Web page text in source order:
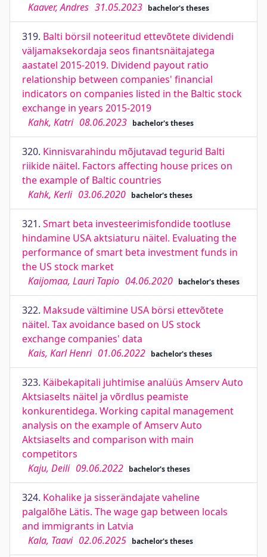
Kaaver, Andres 31.05.2023 bachelor's theses
319. Balti börsil noteeritud ettevõtete dividendi
väljamaksekordaja seos finantsnäitajatega
aastatel 2015-2019. Dividend payout ratio
relationship between companies' financial
indicators on companies listed in the Baltic stock
exchange in years 2015-2019
Kahk, Katri 08.06.2023 bachelor's theses
320. Kinnisvarahindu mõjutavad tegurid Balti
riikide näitel. Factors affecting house prices on
the example of Baltic countries
Kahk, Kerli 03.06.2020 bachelor's theses
321. Smart beta investeerimisfondide tootluse
hindamine USA aktsiaturu näitel. Evaluating the
performance of smart beta investment funds in
the US stock market
Kaijomaa, Lauri Tapio 04.06.2020 bachelor's theses
322. Maksude vältimine USA börsi ettevõtete
näitel. Tax avoidance based on US stock
exchange companies' data
Kais, Karl Henri 01.06.2022 bachelor's theses
323. Käibekapitali juhtimise analüüs Amserv Auto
Aktsiaselts näitel ja võrdlus peamiste
konkurentidega. Working capital management
analysis on the example of Amserv Auto
Aktsiaselts and comparison with main
competitors
Kaju, Deili 09.06.2022 bachelor's theses
324. Kohalike ja sisserändajate vaheline
palgalõhe Lätis. The wage gap between locals
and immigrants in Latvia
Kala, Taavi 02.06.2025 bachelor's theses